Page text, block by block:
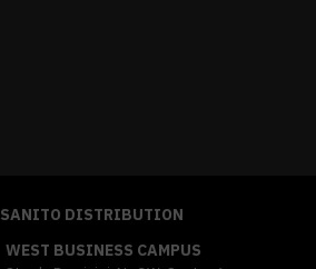
SANITO DISTRIBUTION
WEST BUSINESS CAMPUS